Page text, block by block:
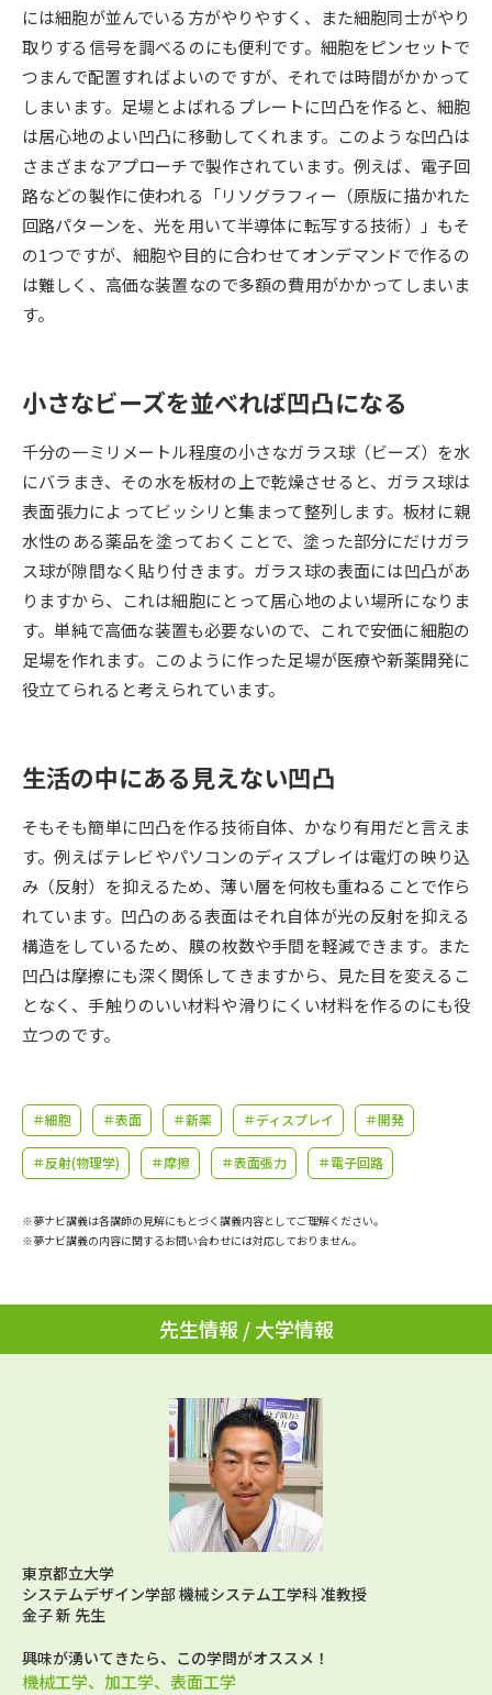
大学研究 大学検索
大学で学べる内容や特徴を調べる
新増設大学・学部・学科特集
国際・グローバルに強い大学特
データサイエンス特集 奨学金・特待生制度特集
デジタルパンフレット
（高3生用）
（高2生用）
SELFBRAND特集ページ
オープンキャンパスなどを調べる
オープンキャンパス検索 実施プログラムから探す
来場型・Web型イベント特集 夢ナビライブ
志望校・出願校を調べる
併願校選び 受験スケジュールを立てよう
先輩が入学を決めた理由 テレメール全国一斉進学調査
新生活お役立ちガイド
大学で学びたい学問発見
ユーザーサポート
受付内容・発送状況の確認
個人情報取扱規定
特定商取引表記
には細胞が並んでいる方がやりやすく、また細胞同士がやり
取りする信号を調べるのにも便利です。細胞をピンセットで
つまんで配置すればよいのですが、それでは時間がかかって
しまいます。足場とよばれるプレートに凹凸を作ると、細胞
は居心地のよい凹凸に移動してくれます。このような凹凸は
さまざまなアプローチで製作されています。例えば、電子回
路などの製作に使われる「リソグラフィー（原版に描かれた
回路パターンを、光を用いて半導体に転写する技術）」もそ
の1つですが、細胞や目的に合わせてオンデマンドで作るの
は難しく、高価な装置なので多額の費用がかかってしまいま
す。
小さなビーズを並べれば凹凸になる
千分の一ミリメートル程度の小さなガラス球（ビーズ）を水
にバラまき、その水を板材の上で乾燥させると、ガラス球は
表面張力によってビッシリと集まって整列します。板材に親
水性のある薬品を塗っておくことで、塗った部分にだけガラ
ス球が隙間なく貼り付きます。ガラス球の表面には凹凸があ
りますから、これは細胞にとって居心地のよい場所になりま
す。単純で高価な装置も必要ないので、これで安価に細胞の
足場を作れます。このように作った足場が医療や新薬開発に
役立てられると考えられています。
生活の中にある見えない凹凸
そもそも簡単に凹凸を作る技術自体、かなり有用だと言えま
す。例えばテレビやパソコンのディスプレイは電灯の映り込
み（反射）を抑えるため、薄い層を何枚も重ねることで作ら
れています。凹凸のある表面はそれ自体が光の反射を抑える
構造をしているため、膜の枚数や手間を軽減できます。また
凹凸は摩擦にも深く関係してきますから、見た目を変えるこ
となく、手触りのいい材料や滑りにくい材料を作るのにも役
立つのです。
＃細胞 ＃表面 ＃新薬 ＃ディスプレイ ＃開発
＃反射(物理学) ＃摩擦 ＃表面張力 ＃電子回路
※夢ナビ講義は各講師の見解にもとづく講義内容としてご理解ください。
※夢ナビ講義の内容に関するお問い合わせには対応しておりません。
先生情報 / 大学情報
東京都立大学
システムデザイン学部 機械システム工学科 准教授
金子 新 先生
興味が湧いてきたら、この学問がオススメ！
機械工学、加工学、表面工学